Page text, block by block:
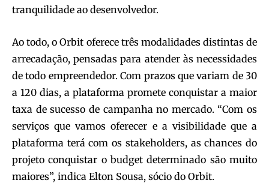
tranquilidade ao desenvolvedor.
Ao todo, o Orbit oferece três modalidades distintas de
arrecadação, pensadas para atender às necessidades
de todo empreendedor. Com prazos que variam de 30
a 120 dias, a plataforma promete conquistar a maior
taxa de sucesso de campanha no mercado. “Com os
serviços que vamos oferecer e a visibilidade que a
plataforma terá com os stakeholders, as chances do
projeto conquistar o budget determinado são muito
maiores”, indica Elton Sousa, sócio do Orbit.